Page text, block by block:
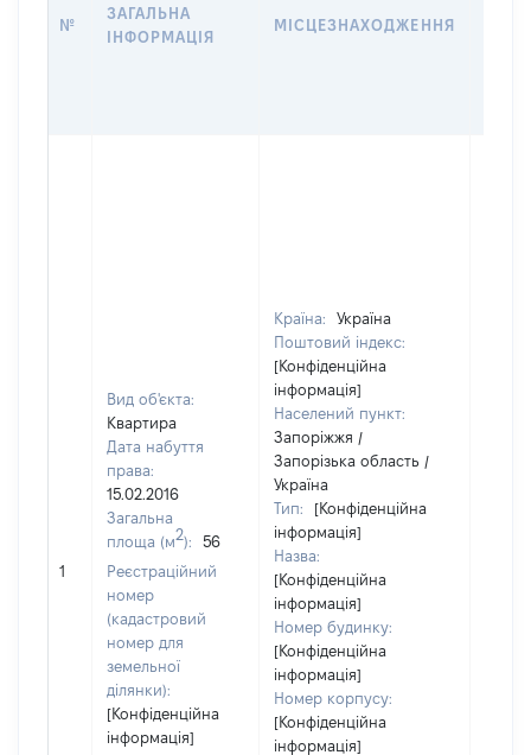
№
ЗАГАЛЬНА
ІНФОРМАЦІЯ
МІСЦЕЗНАХОДЖЕННЯ
1
Вид об'єкта:
Квартира
Дата набуття
права:
15.02.2016
Загальна
площа (м2):
56
Реєстраційний
номер
(кадастровий
номер для
земельної
ділянки):
[Конфіденційна
інформація]
Країна:
Україна
Поштовий індекс:
[Конфіденційна
інформація]
Населений пункт:
Запоріжжя /
Запорізька область /
Україна
Тип:
[Конфіденційна
інформація]
Назва:
[Конфіденційна
інформація]
Номер будинку:
[Конфіденційна
інформація]
Номер корпусу:
[Конфіденційна
інформація]